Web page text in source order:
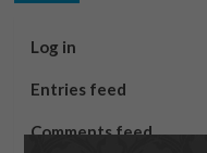
Log in
Entries feed
Comments feed